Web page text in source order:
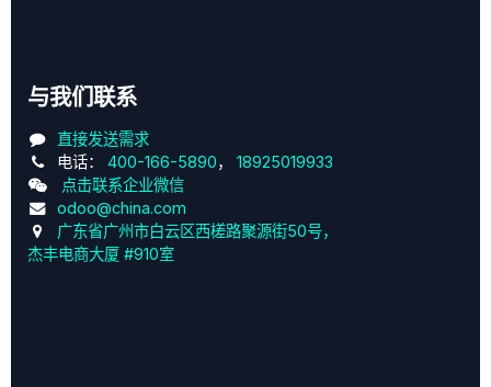
与我们联系
直接发送需求
电话： 400-166-5890， 18925019933
点击联系企业微信
odoo@china.com
广东省广州市白云区西槎路聚源街50号，
杰丰电商大厦 #910室